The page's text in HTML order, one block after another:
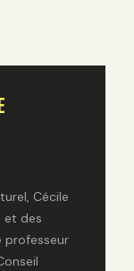
Cécile
et des
professeur